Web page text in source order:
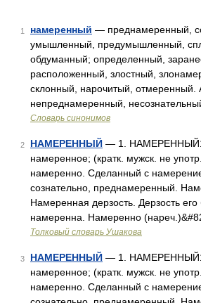
1 намеренный — преднамеренный,
умышленный, предумышленный,
обдуманный; определенный,
расположенный, злостный,
склонный, нарочитый, отмеренный.
непреднамеренный,
Словарь синонимов
2 НАМЕРЕННЫЙ — 1.
намеренное; (кратк. мужск. не
намеренно. Сделанный с
сознательно, преднамеренный.
Намеренная дерзость. Дерзость
намеренна. Намеренно
Толковый словарь Ушакова
3 НАМЕРЕННЫЙ — 1.
намеренное; (кратк. мужск. не
намеренно. Сделанный с